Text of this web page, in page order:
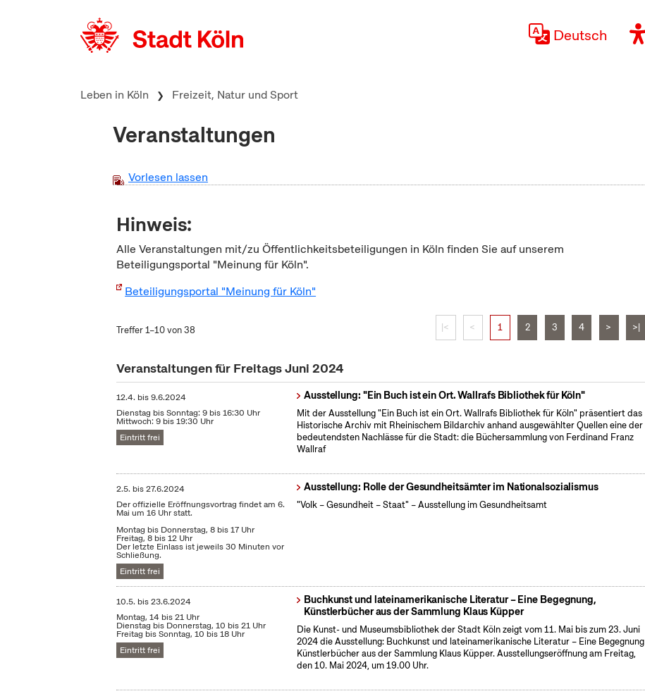
Deutsch
Leben in Köln Freizeit, Natur und Sport
Veranstaltungen
Vorlesen lassen
Hinweis:
Alle Veranstaltungen mit/zu Öffentlichkeitsbeteiligungen in Köln finden Sie auf unserem
Beteiligungsportal "Meinung für Köln".
Beteiligungsportal "Meinung für Köln"
Treffer 1–10 von 38 |< < 1 2 3 4 > >|
Veranstaltungen für Freitags Juni 2024
12.4. bis9.6.2024
Dienstag bis Sonntag: 9 bis 16:30 Uhr
Mittwoch: 9 bis 19:30 Uhr
Eintritt frei
Ausstellung: "Ein Buch ist ein Ort. Wallrafs Bibliothek für Köln"
Mit der Ausstellung "Ein Buch ist ein Ort. Wallrafs Bibliothek für Köln" präsentiert das
Historische Archiv mit Rheinischem Bildarchiv anhand ausgewählter Quellen eine der
bedeutendsten Nachlässe für die Stadt: die Büchersammlung von Ferdinand Franz
Wallraf
2.5. bis27.6.2024
Der offizielle Eröffnungsvortrag findet am 6.
Mai um 16 Uhr statt.
Montag bis Donnerstag, 8 bis 17 Uhr
Freitag, 8 bis 12 Uhr
Der letzte Einlass ist jeweils 30 Minuten vor
Schließung.
Eintritt frei
Ausstellung: Rolle der Gesundheitsämter im Nationalsozialismus
"Volk – Gesundheit – Staat" – Ausstellung im Gesundheitsamt
10.5. bis23.6.2024
Montag, 14 bis 21 Uhr
Dienstag bis Donnerstag, 10 bis 21 Uhr
Freitag bis Sonntag, 10 bis 18 Uhr
Eintritt frei
Buchkunst und lateinamerikanische Literatur – Eine Begegnung,
Künstlerbücher aus der Sammlung Klaus Küpper
Die Kunst- und Museumsbibliothek der Stadt Köln zeigt vom 11. Mai bis zum 23. Juni
2024 die Ausstellung: Buchkunst und lateinamerikanische Literatur – Eine Begegnung
Künstlerbücher aus der Sammlung Klaus Küpper. Ausstellungseröffnung am Freitag,
den 10. Mai 2024, um 19.00 Uhr.